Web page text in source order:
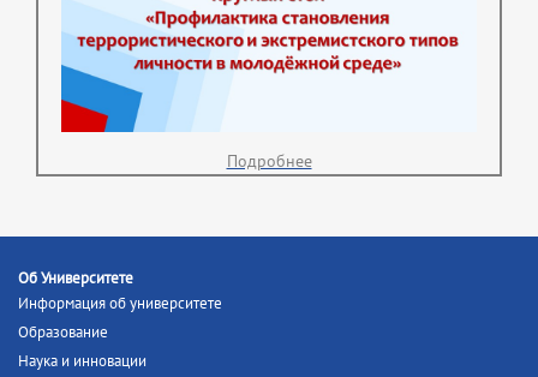
Подробнее
Об Университете
Информация об университете
Образование
Наука и инновации